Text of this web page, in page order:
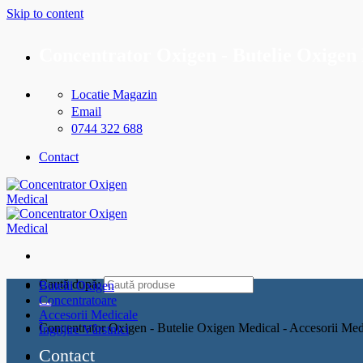
Skip to content
Locatie Magazin
Email
0744 322 688
Contact
Caută după:
Concentrator Oxigen - Butelie Oxigen Medical - Accesorii
Butelii Oxigen
Concentratoare
Accesorii Medicale
Îngrijire Vârstnici
Contact